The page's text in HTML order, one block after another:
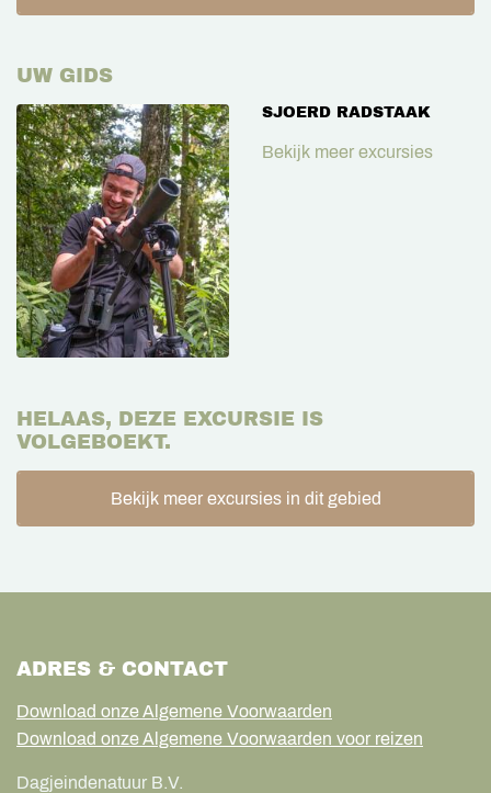
UW GIDS
SJOERD RADSTAAK
Bekijk meer excursies
HELAAS, DEZE EXCURSIE IS
VOLGEBOEKT.
Bekijk meer excursies in dit gebied
ADRES & CONTACT
Download onze Algemene Voorwaarden
Download onze Algemene Voorwaarden voor reizen
Dagjeindenatuur B.V.